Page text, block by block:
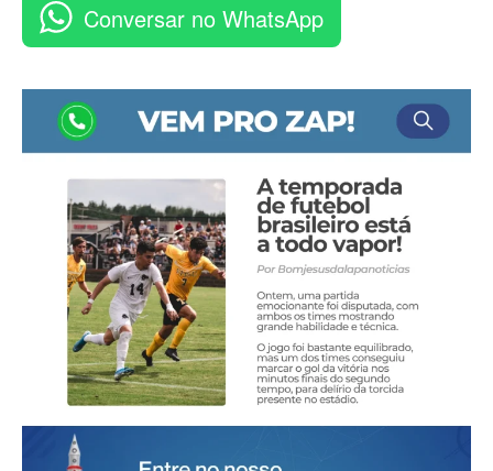
Conversar no WhatsApp